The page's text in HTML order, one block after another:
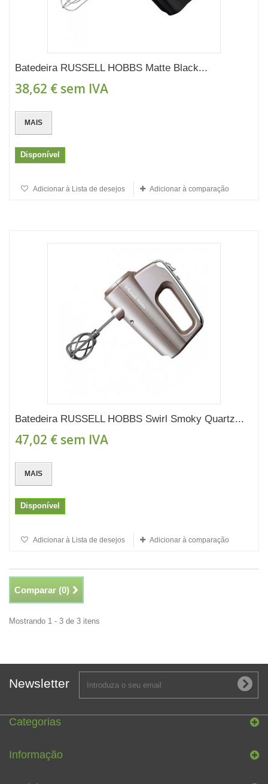
Batedeira RUSSELL HOBBS Matte Black...
38,62 € sem IVA
MAIS
Disponível
Adicionar à Lista de desejos Adicionar à comparação
Batedeira RUSSELL HOBBS Swirl Smoky Quartz...
47,02 € sem IVA
MAIS
Disponível
Adicionar à Lista de desejos Adicionar à comparação
Comparar (0)
Mostrando 1 - 3 de 3 itens
Newsletter
Categorias
Informação